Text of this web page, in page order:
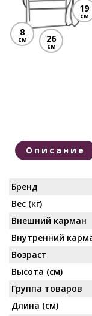
8
см
19
см
26
см
Описание
Бренд
Вес (кг)
Внешний карман
Внутренний
Возраст
Высота (см)
Группа товаров
Длина (см)